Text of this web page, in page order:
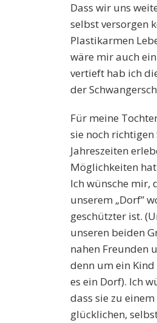
Dass wir uns
selbst versorgen
Plastikarmen
wäre mir auch
vertieft hab ich
der
Für meine
sie noch
Jahreszeiten
Möglichkeiten
Ich wünsche mir,
unserem „Dorf”
geschützter ist.
unseren beiden
nahen Freunden
denn um ein
es ein Dorf). Ich
dass sie zu
glücklichen,